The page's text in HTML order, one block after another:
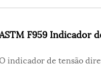
F959 Indicador
indicador de tensão